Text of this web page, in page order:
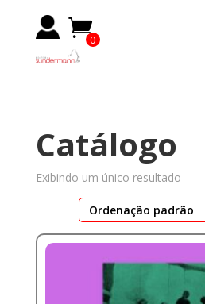
0
Catálogo
Exibindo um único resultado